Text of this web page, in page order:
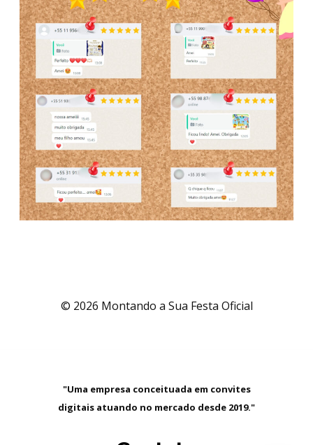
© 2026 Montando a Sua Festa Oficial
"Uma empresa conceituada em convites
digitais atuando no mercado desde 2019."